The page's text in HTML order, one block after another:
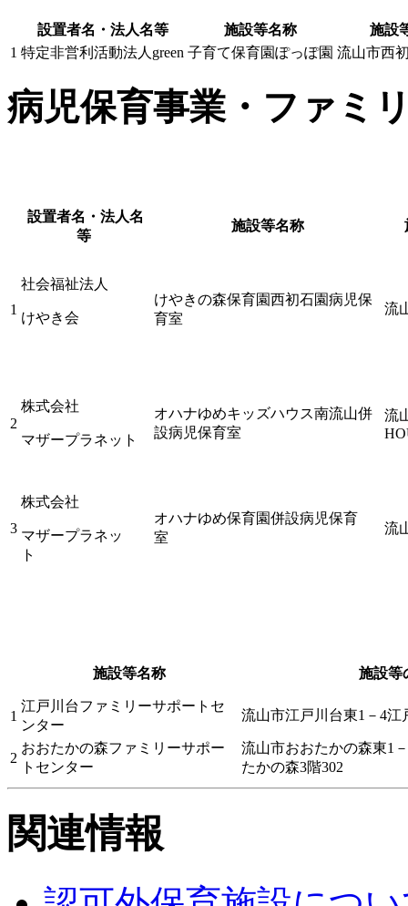
設置者名・法人名等 施設等名称
施設
1 特定非営利活動法人green 子育て保育園ぽっぽ園 流山市西
病児保育事業・ファミ
設置者名・法人名
等
施設等名称
1
社会福祉法人
けやき会
けやきの森保育園西初石園病児保
育室
流
2
株式会社
マザープラネット
オハナゆめキッズハウス南流山併
設病児保育室
流
3
株式会社
マザープラネッ
ト
オハナゆめ保育園併設病児保育
室
流
施設等名称 施設等
1
江戸川台ファミリーサポートセ
ンター
流山市江戸川台東1－4江
2
おおたかの森ファミリーサポー
トセンター
流山市おおたかの森東1
たかの森3階302
関連情報